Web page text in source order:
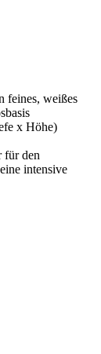
feines, weißes
x Höhe)
für den
intensive